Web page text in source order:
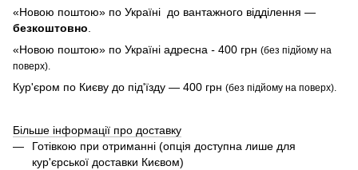
«Новою поштою» по Україні до вантажного відділення —
безкоштовно.
«Новою поштою» по Україні адресна - 400 грн (без підйому на
поверх).
Кур'єром по Києву до під'їзду — 400 грн (без підйому на поверх).
Більше інформації про доставку
Готівкою при отриманні (опція доступна лише для
кур'єрської доставки Києвом)